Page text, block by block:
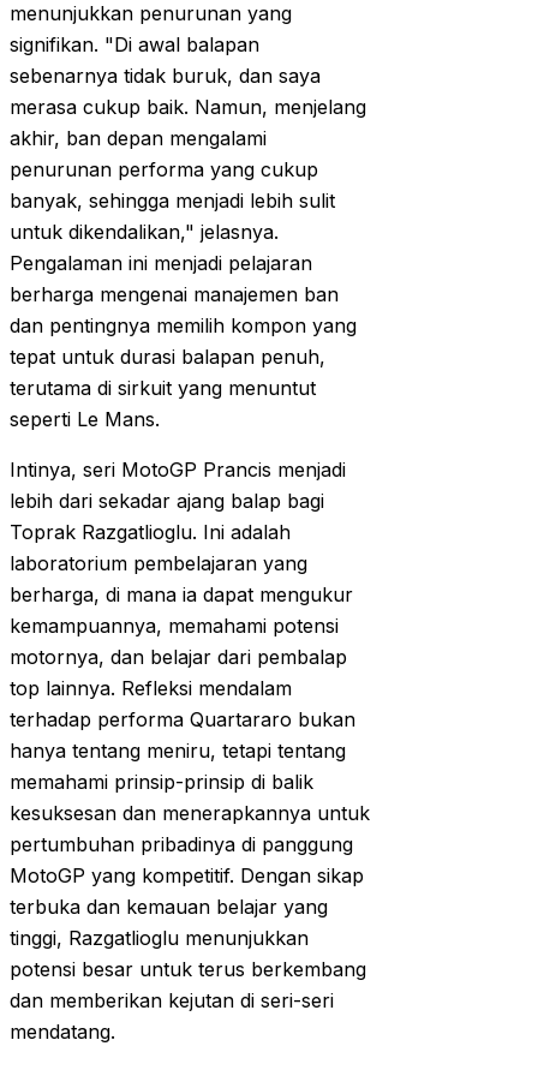
menunjukkan penurunan yang
signifikan. "Di awal balapan
sebenarnya tidak buruk, dan saya
merasa cukup baik. Namun, menjelang
akhir, ban depan mengalami
penurunan performa yang cukup
banyak, sehingga menjadi lebih sulit
untuk dikendalikan," jelasnya.
Pengalaman ini menjadi pelajaran
berharga mengenai manajemen ban
dan pentingnya memilih kompon yang
tepat untuk durasi balapan penuh,
terutama di sirkuit yang menuntut
seperti Le Mans.
Intinya, seri MotoGP Prancis menjadi
lebih dari sekadar ajang balap bagi
Toprak Razgatlioglu. Ini adalah
laboratorium pembelajaran yang
berharga, di mana ia dapat mengukur
kemampuannya, memahami potensi
motornya, dan belajar dari pembalap
top lainnya. Refleksi mendalam
terhadap performa Quartararo bukan
hanya tentang meniru, tetapi tentang
memahami prinsip-prinsip di balik
kesuksesan dan menerapkannya untuk
pertumbuhan pribadinya di panggung
MotoGP yang kompetitif. Dengan sikap
terbuka dan kemauan belajar yang
tinggi, Razgatlioglu menunjukkan
potensi besar untuk terus berkembang
dan memberikan kejutan di seri-seri
mendatang.